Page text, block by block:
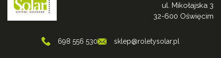
ul. Mikołajska 3
32-600 Oświęcim
698 556 530 sklep@roletysolar.pl